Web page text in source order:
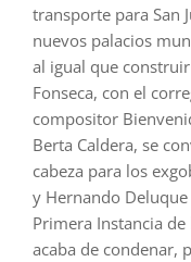
transporte para San
nuevos palacios
al igual que
Fonseca, con el
compositor
Berta Caldera, se
cabeza para los
y Hernando Deluque
Primera Instancia de
acaba de condenar,